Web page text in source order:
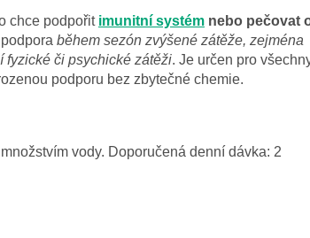
chce podpořit imunitní systém nebo pečovat
během sezón zvýšené zátěže, zejména
fyzické či psychické zátěži. Je určen pro
podporu bez zbytečné chemie.
vody. Doporučená denní dávka: 2